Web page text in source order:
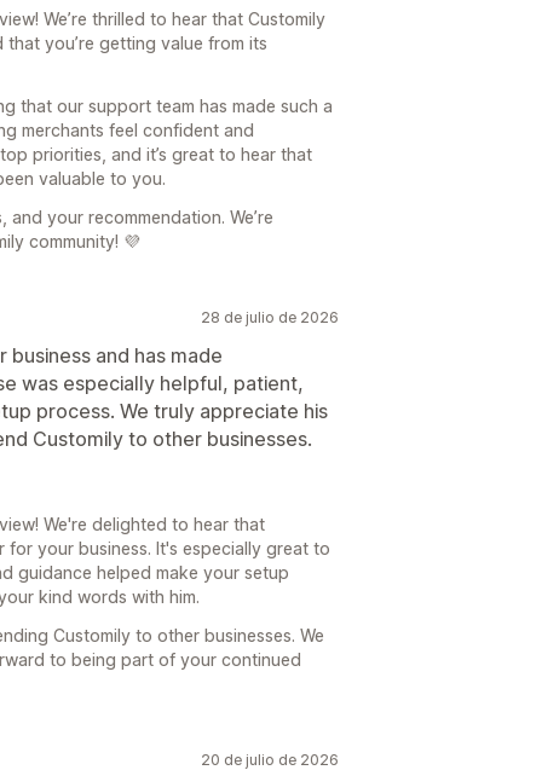
We’re thrilled to hear that Customily
you’re getting value from its
that our support team has made such a
merchants feel confident and
priorities, and it’s great to hear that
valuable to you.
your recommendation. We’re
community! 💜
28 de julio de 2026
and has made
was especially helpful, patient,
process. We truly appreciate his
Customily to other businesses.
We're delighted to hear that
for your business. It's especially great to
guidance helped make your setup
kind words with him.
Customily to other businesses. We
to being part of your continued
20 de julio de 2026